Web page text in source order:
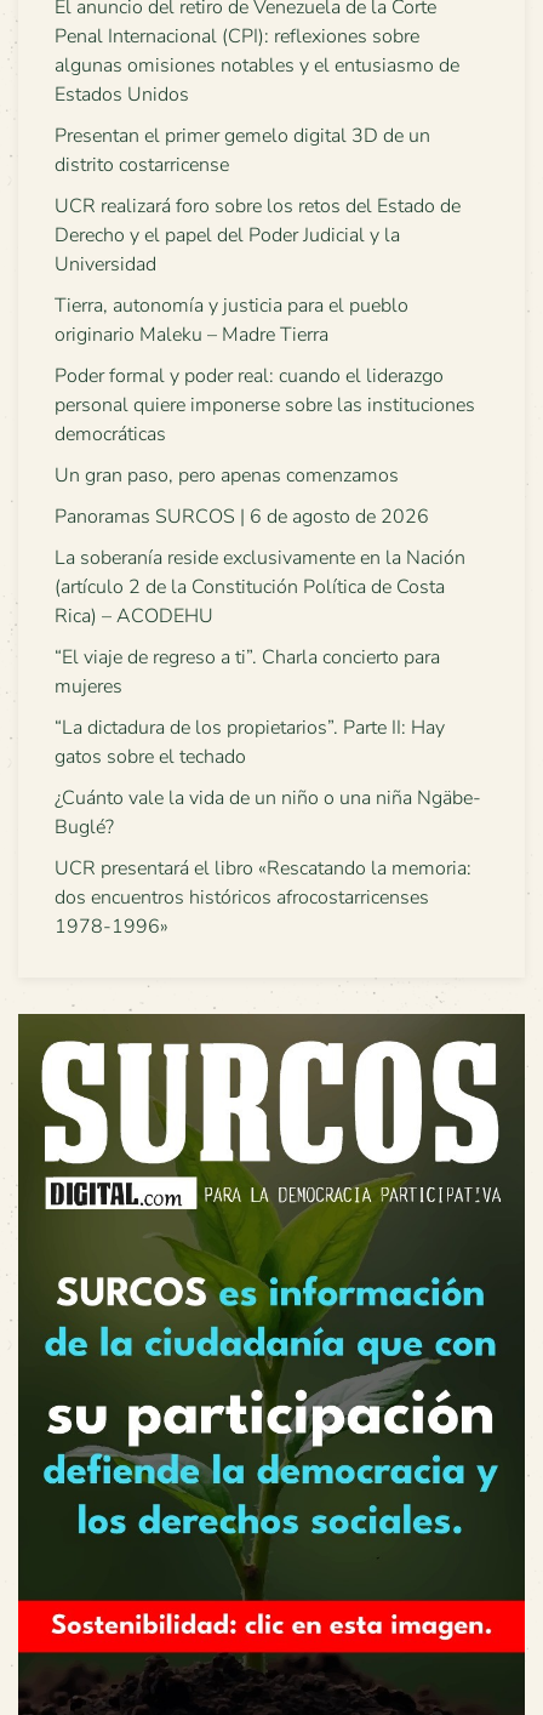
El anuncio del retiro de Venezuela de la Corte
Penal Internacional (CPI): reflexiones sobre
algunas omisiones notables y el entusiasmo de
Estados Unidos
Presentan el primer gemelo digital 3D de un
distrito costarricense
UCR realizará foro sobre los retos del Estado de
Derecho y el papel del Poder Judicial y la
Universidad
Tierra, autonomía y justicia para el pueblo
originario Maleku – Madre Tierra
Poder formal y poder real: cuando el liderazgo
personal quiere imponerse sobre las instituciones
democráticas
Un gran paso, pero apenas comenzamos
Panoramas SURCOS | 6 de agosto de 2026
La soberanía reside exclusivamente en la Nación
(artículo 2 de la Constitución Política de Costa
Rica) – ACODEHU
“El viaje de regreso a ti”. Charla concierto para
mujeres
“La dictadura de los propietarios”. Parte II: Hay
gatos sobre el techado
¿Cuánto vale la vida de un niño o una niña Ngäbe-
Buglé?
UCR presentará el libro «Rescatando la memoria:
dos encuentros históricos afrocostarricenses
1978-1996»